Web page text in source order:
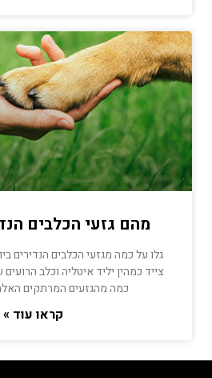
מהם גזעי הכלבים
גלו על כמה מגזעי הכלבים הנדירים
צייד כמהין יליד איטליה וכלב
כמה מהגזעים המרתקים
קראו עוד »